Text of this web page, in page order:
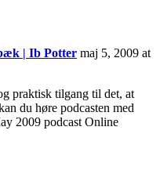
| Ib Potter maj 5, 2009 at
praktisk tilgang til det, at
du høre podcasten med
2009 podcast Online